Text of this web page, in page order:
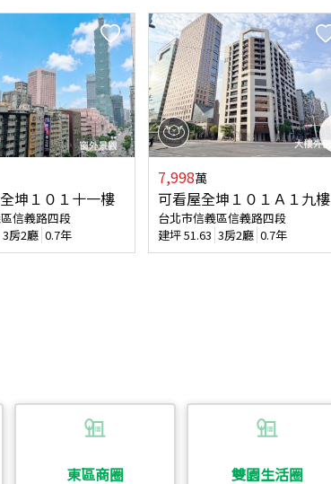
東區商圈 雙園生活圈
坤１０１十一樓
信義路四段
3房2廳 0.7年
7,998萬
可看屋全坤１０１Ａ１九樓
台北市信義區信義路四段
建坪51.63 3房2廳 0.7年